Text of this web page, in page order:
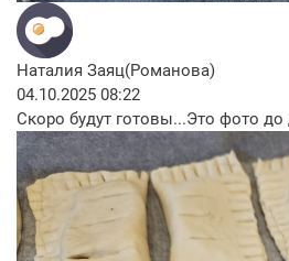
Наталия Заяц(Романова)
04.10.2025 08:22
Скоро будут готовы...Это фото до